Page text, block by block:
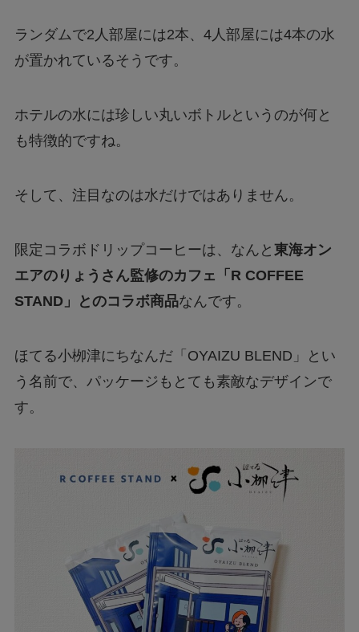
ランダムで2人部屋には2本、4人部屋には4本の水
が置かれているそうです。
ホテルの水には珍しい丸いボトルというのが何と
も特徴的ですね。
そして、注目なのは水だけではありません。
限定コラボドリップコーヒーは、なんと 東海オン
エアのりょうさん監修のカフェ「R COFFEE
STAND」とのコラボ商品なんです。
ほてる小栁津にちなんだ「OYAIZU BLEND」とい
う名前で、パッケージもとても素敵なデザインで
す。